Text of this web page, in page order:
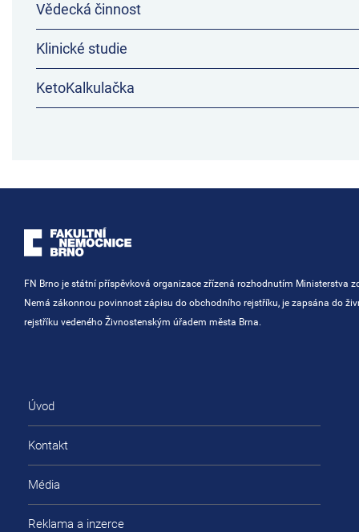
Vědecká činnost
Klinické studie
KetoKalkulačka
FN Brno je státní příspěvková organizace zřízená rozhodnutím Ministerstva
Nemá zákonnou povinnost zápisu do obchodního rejstříku, je zapsána do
rejstříku vedeného Živnostenským úřadem města Brna.
Úvod
Kontakt
Média
Reklama a inzerce